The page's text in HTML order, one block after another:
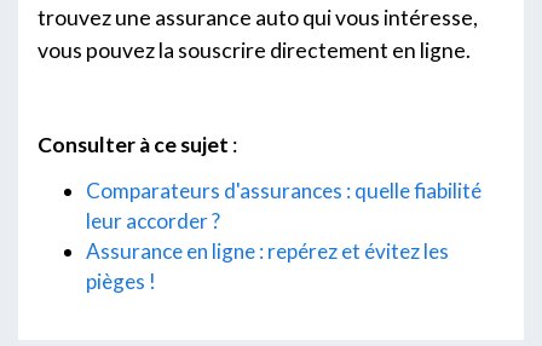
trouvez une assurance auto qui vous intéresse,
vous pouvez la souscrire directement en ligne.
Consulter à ce sujet :
Comparateurs d'assurances : quelle fiabilité
leur accorder ?
Assurance en ligne : repérez et évitez les
pièges !